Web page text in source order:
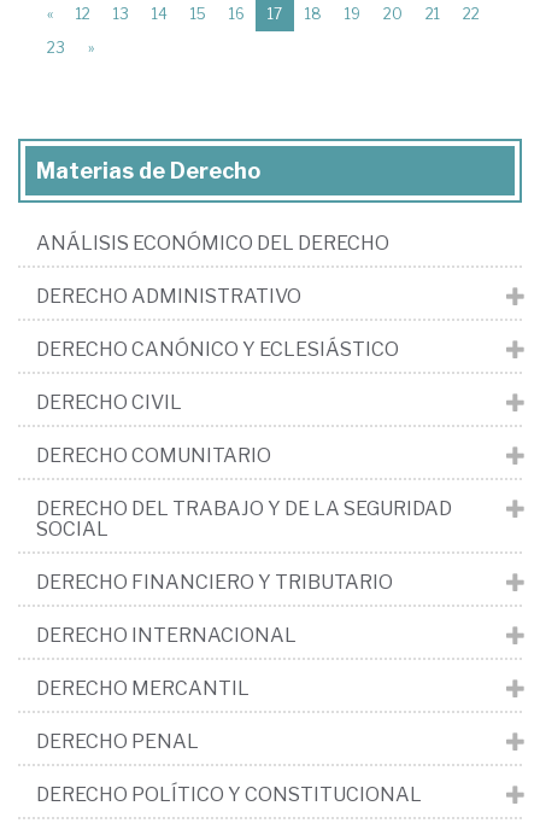
« 12 13 14 15 16 17(current)
18 19 20 21
22
23
»
Materias de Derecho
ANÁLISIS ECONÓMICO DEL DERECHO
DERECHO ADMINISTRATIVO
DERECHO CANÓNICO Y ECLESIÁSTICO
DERECHO CIVIL
DERECHO COMUNITARIO
DERECHO DEL TRABAJO Y DE LA SEGURIDAD
SOCIAL
DERECHO FINANCIERO Y TRIBUTARIO
DERECHO INTERNACIONAL
DERECHO MERCANTIL
DERECHO PENAL
DERECHO POLÍTICO Y CONSTITUCIONAL